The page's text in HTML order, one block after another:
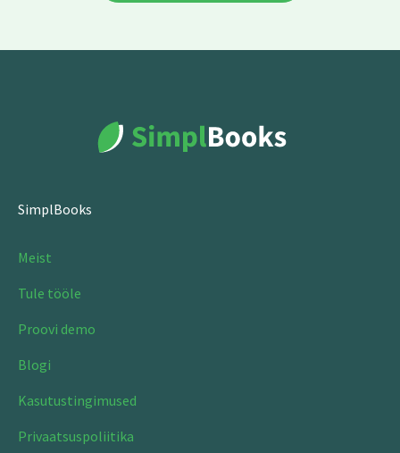
SimplBooks
Meist
Tule tööle
Proovi demo
Blogi
Kasutustingimused
Privaatsuspoliitika